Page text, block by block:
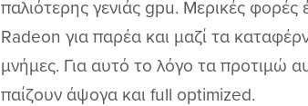
παλιότερης γενιάς gpu. Μερικές
Radeon για παρέα και μαζί τα
μνήμες. Για αυτό το λόγο τα προτιμώ
παίζουν άψογα και full optimized.